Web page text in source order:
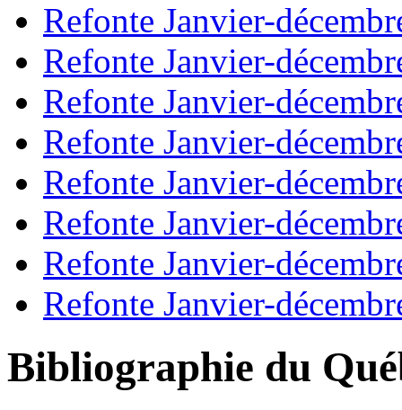
Refonte Janvier-
Refonte Janvier-
Refonte Janvier-
Refonte Janvier-
Refonte Janvier-
Refonte Janvier-
Refonte Janvier-
Refonte Janvier-
Bibliographie du